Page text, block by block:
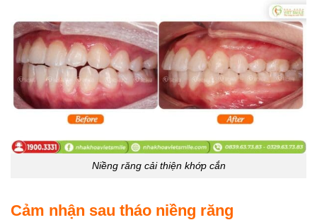
Niềng răng cải thiện khớp cắn
Cảm nhận sau tháo niềng răng